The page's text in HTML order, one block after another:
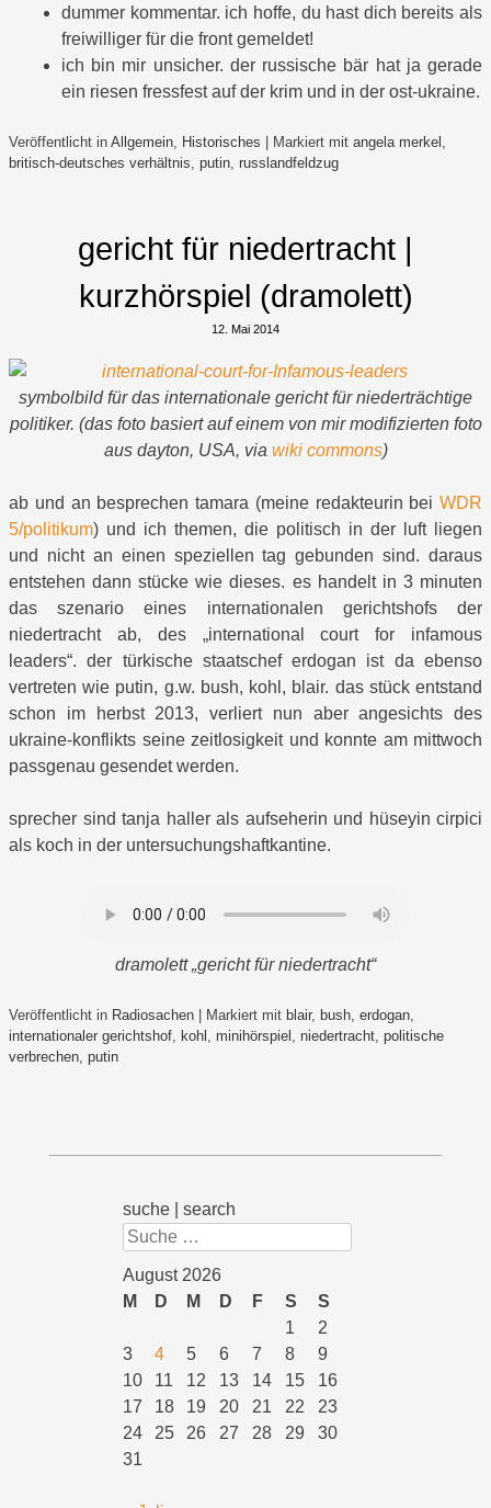
dummer kommentar. ich hoffe, du hast dich bereits als
freiwilliger für die front gemeldet!
ich bin mir unsicher. der russische bär hat ja gerade
ein riesen fressfest auf der krim und in der ost-ukraine.
Veröffentlicht in Allgemein, Historisches Markiert mit angela merkel ,
britisch-deutsches verhältnis, putin, russlandfeldzug
gericht für niedertracht |
kurzhörspiel (dramolett)
12. Mai 2014
symbolbild für das internationale gericht für niederträchtige
politiker. (das foto basiert auf einem von mir modifizierten foto
aus dayton, USA, via wiki commons)
ab und an besprechen tamara (meine redakteurin bei WDR
5/politikum) und ich themen, die politisch in der luft liegen
und nicht an einen speziellen tag gebunden sind. daraus
entstehen dann stücke wie dieses. es handelt in 3 minuten
das szenario eines internationalen gerichtshofs der
niedertracht ab, des „international court for infamous
leaders“. der türkische staatschef erdogan ist da ebenso
vertreten wie putin, g.w. bush, kohl, blair. das stück entstand
schon im herbst 2013, verliert nun aber angesichts des
ukraine-konflikts seine zeitlosigkeit und konnte am mittwoch
passgenau gesendet werden.
sprecher sind tanja haller als aufseherin und hüseyin cirpici
als koch in der untersuchungshaftkantine.
dramolett „gericht für niedertracht“
Veröffentlicht in Radiosachen Markiert mit blair, bush, erdogan,
internationaler gerichtshof, kohl , minihörspiel , niedertracht, politische
verbrechen, putin
suche | search
Suchen
August 2026
M
D M D F S
S
1
2
3
4 5 6 7 8
9
10
11 12 13 14 15
16
17
18 19 20 21 22
23
24
25 26 27 28 29
30
31